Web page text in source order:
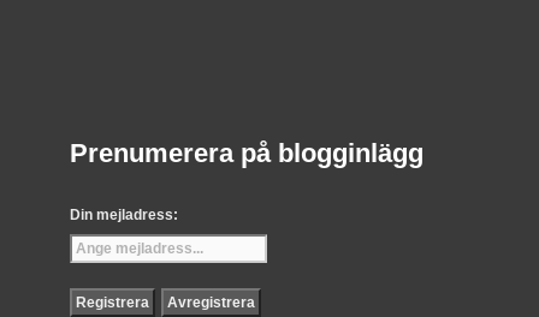
Prenumerera på blogginlägg
Din mejladress: